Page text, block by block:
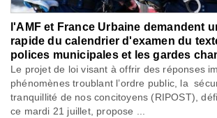
l'AMF et France Urbaine demandent
rapide du calendrier d'examen du
polices municipales et les gardes
Le projet de loi visant à offrir des réponses
phénomènes troublant l’ordre public, la
tranquillité de nos concitoyens (RIPOST),
ce mardi 21 juillet, propose ...